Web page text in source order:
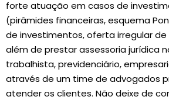
forte atuação em casos de
(pirâmides financeiras, esquema
de investimentos, oferta irregular
além de prestar assessoria jurídica
trabalhista, previdenciário,
através de um time de advogados
atender os clientes. Não deixe de